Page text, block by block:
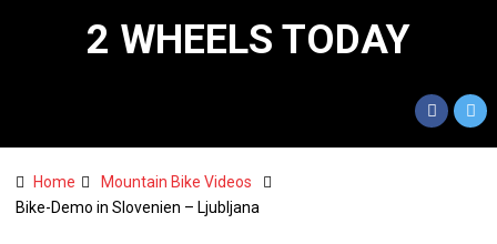
2 WHEELS TODAY
Home
Mountain Bike Videos
Bike-Demo in Slovenien – Ljubljana